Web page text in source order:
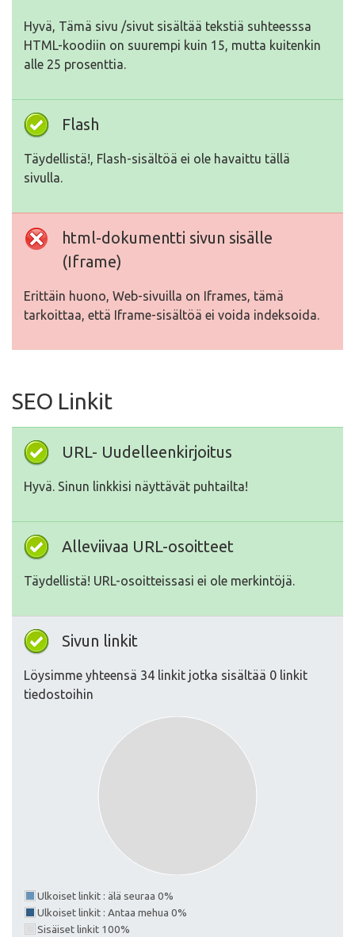
Hyvä, Tämä sivu /sivut sisältää tekstiä suhteesssa
HTML-koodiin on suurempi kuin 15, mutta kuitenkin
alle 25 prosenttia.
Flash
Täydellistä!, Flash-sisältöä ei ole havaittu tällä
sivulla.
html-dokumentti sivun sisälle
(Iframe)
Erittäin huono, Web-sivuilla on Iframes, tämä
tarkoittaa, että Iframe-sisältöä ei voida indeksoida.
SEO Linkit
URL- Uudelleenkirjoitus
Hyvä. Sinun linkkisi näyttävät puhtailta!
Alleviivaa URL-osoitteet
Täydellistä! URL-osoitteissasi ei ole merkintöjä.
Sivun linkit
Löysimme yhteensä 34 linkit jotka sisältää 0 linkit
tiedostoihin
Ulkoiset linkit : älä seuraa 0%
Ulkoiset linkit : Antaa mehua 0%
Sisäiset linkit 100%